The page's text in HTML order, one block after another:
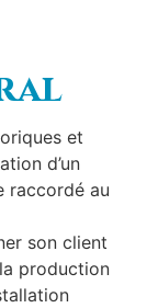
et
d’un
raccordé au
son client
production